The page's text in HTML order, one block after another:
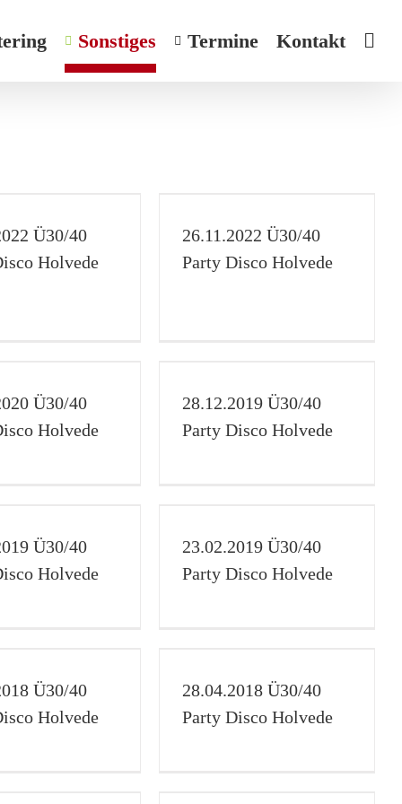
Sonstiges Termine Kontakt
Ü30/40
Holvede
Disco Galerie Ü30/40
26.11.2022 Ü30/40
Party Disco Holvede
Ü30/40
Holvede
Disco Galerie Ü30/40
28.12.2019 Ü30/40
Party Disco Holvede
Ü30/40
Holvede
Disco Galerie Ü30/40
23.02.2019 Ü30/40
Party Disco Holvede
Ü30/40
Holvede
Disco Galerie Ü30/40
28.04.2018 Ü30/40
Party Disco Holvede